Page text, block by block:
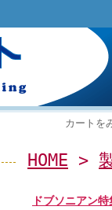
カートを
HOME >
ドブソニアン特